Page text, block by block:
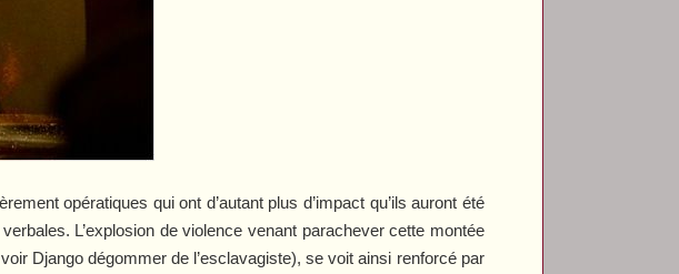
opératiques qui ont d’autant plus d’impact qu’ils auront été
L’explosion de violence venant parachever cette montée
Django dégommer de l’esclavagiste), se voit ainsi renforcé par